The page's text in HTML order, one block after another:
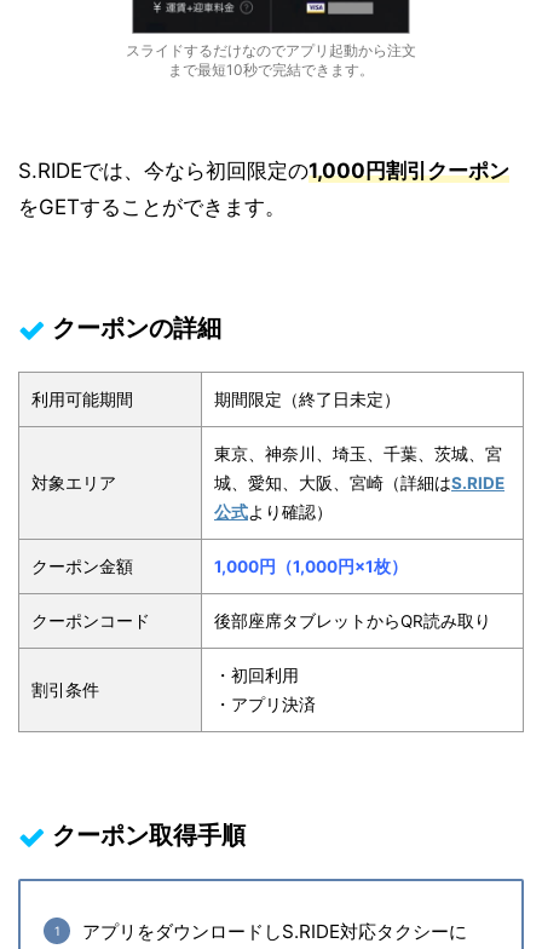
スライドするだけなのでアプリ起動から注文
まで最短10秒で完結できます。
S.RIDEでは、今なら初回限定の1,000円割引クーポン
をGETすることができます。
クーポンの詳細
利用可能期間 期間限定（終了日未定）
対象エリア
東京、神奈川、埼玉、千葉、茨城、宮
城、愛知、大阪、宮崎 （詳細はS.RIDE
公式より確認）
クーポン金額 1,000円（1,000円×1枚）
クーポンコード 後部座席タブレットからQR読み取り
割引条件
・初回利用
・アプリ決済
クーポン取得手順
アプリをダウンロードしS.RIDE対応タクシーに